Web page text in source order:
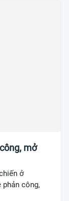
mở
ở
phản công,